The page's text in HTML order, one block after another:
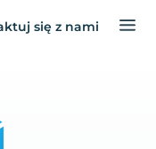
się z nami